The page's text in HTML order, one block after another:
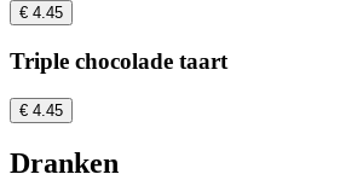
€ 4.45
Triple chocolade taart
€ 4.45
Dranken